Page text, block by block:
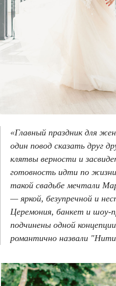
«Главный праздник для
один повод сказать друг
клятвы верности и
готовность идти по
такой свадьбе мечтали
— яркой, безупречной и
Церемония, банкет и шоу-
подчинены одной
романтично назвали